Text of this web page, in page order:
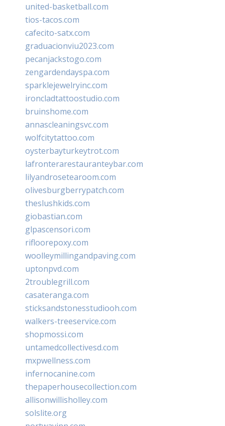
united-basketball.com
tios-tacos.com
cafecito-satx.com
graduacionviu2023.com
pecanjackstogo.com
zengardendayspa.com
sparklejewelryinc.com
ironcladtattoostudio.com
bruinshome.com
annascleaningsvc.com
wolfcitytattoo.com
oysterbayturkeytrot.com
lafronterarestauranteybar.com
lilyandrosetearoom.com
olivesburgberrypatch.com
theslushkids.com
giobastian.com
glpascensori.com
rifloorepoxy.com
woolleymillingandpaving.com
uptonpvd.com
2troublegrill.com
casateranga.com
sticksandstonesstudiooh.com
walkers-treeservice.com
shopmossi.com
untamedcollectivesd.com
mxpwellness.com
infernocanine.com
thepaperhousecollection.com
allisonwillisholley.com
solslite.org